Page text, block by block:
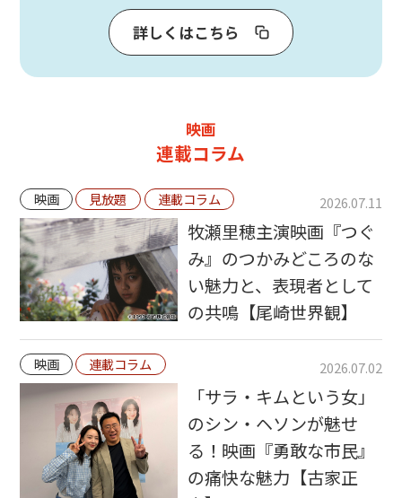
詳しくはこちら
映画
連載コラム
映画 見放題 連載コラム 2026.07.11
牧瀬里穂主演映画『つぐ
み』のつかみどころのな
い魅力と、表現者として
の共鳴【尾崎世界観】
映画 連載コラム 2026.07.02
「サラ・キムという女」
のシン・ヘソンが魅せ
る！映画『勇敢な市民』
の痛快な魅力【古家正